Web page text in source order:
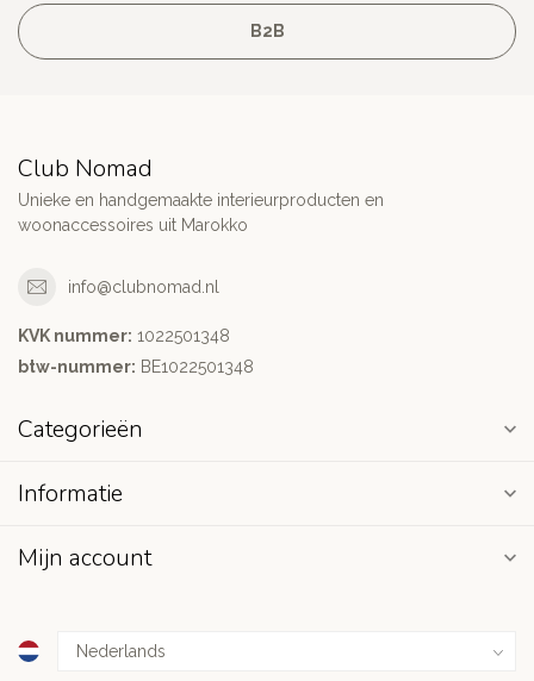
B2B
Club Nomad
Unieke en handgemaakte interieurproducten en
woonaccessoires uit Marokko
info@clubnomad.nl
KVK nummer: 1022501348
btw-nummer: BE1022501348
Categorieën
Informatie
Mijn account